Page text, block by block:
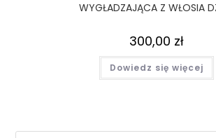
WYGŁADZAJĄCA Z WŁOSIA
300,00 zł
Dowiedz się więcej